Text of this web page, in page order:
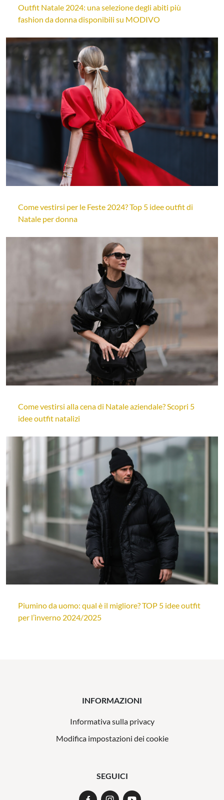
Outfit Natale 2024: una selezione degli abiti più
fashion da donna disponibili su MODIVO
Come vestirsi per le Feste 2024? Top 5 idee outfit di
Natale per donna
Come vestirsi alla cena di Natale aziendale? Scopri 5
idee outfit natalizi
Piumino da uomo: qual è il migliore? TOP 5 idee outfit
per l’inverno 2024/2025
INFORMAZIONI
Informativa sulla privacy
Modifica impostazioni dei cookie
SEGUICI